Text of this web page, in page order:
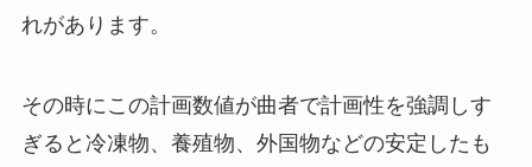
れがあります。
その時にこの計画数値が曲者で計画性を強調しす
ぎると冷凍物、養殖物、外国物などの安定したも